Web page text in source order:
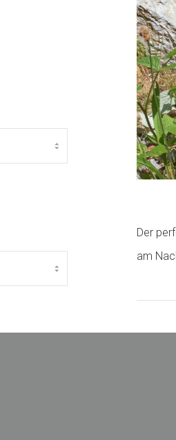
Der
am